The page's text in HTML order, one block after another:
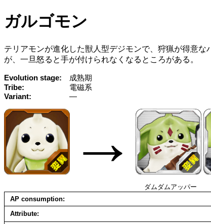
ガルゴモン
テリアモンが進化した獣人型デジモンで、狩猟が得意
が、一旦怒ると手が付けられなくなるところがある。
Evolution stage
成熟期
Tribe
電磁系
Variant
—
→
ダムダムアッパー
AP consumption
Attribute